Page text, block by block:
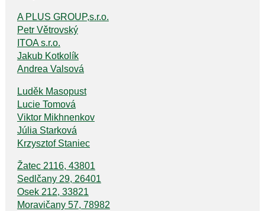
A PLUS GROUP,s.r.o.
Petr Větrovský
ITOA s.r.o.
Jakub Kotkolík
Andrea Valsová
Luděk Masopust
Lucie Tomová
Viktor Mikhnenkov
Júlia Starková
Krzysztof Staniec
Žatec 2116, 43801
Sedlčany 29, 26401
Osek 212, 33821
Moravičany 57, 78982